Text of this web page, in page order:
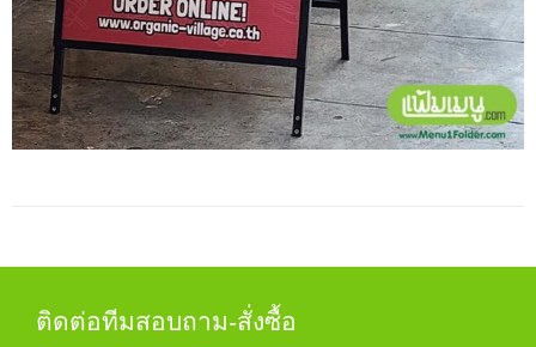
ติดต่อทีมสอบถาม-สั่งซื้อ